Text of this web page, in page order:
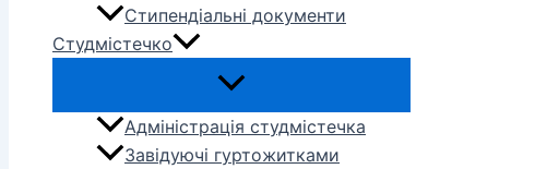
Стипендіальні документи
Студмістечко
Адміністрація студмістечка
Завідуючі гуртожитками